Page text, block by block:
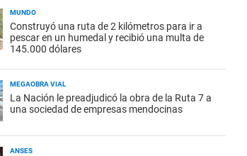
MUNDO
Construyó una ruta de 2 kilómetros para ir a
pescar en un humedal y recibió una multa de
145.000 dólares
MEGAOBRA VIAL
La Nación le preadjudicó la obra de la Ruta 7 a
una sociedad de empresas mendocinas
ANSES